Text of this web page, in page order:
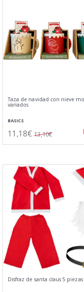
Taza de navidad con nieve
variados
BASICS
11,18€ 13,10€
Disfraz de santa claus 5 piezas